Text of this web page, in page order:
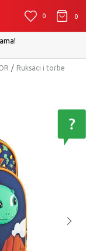
0 0
- Platite
Ruksaci i torbe